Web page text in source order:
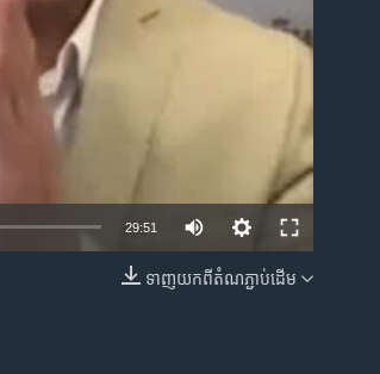
EMBED
29:51
ទាញ​យក​ពី​តំណភ្ជាប់​ដើម